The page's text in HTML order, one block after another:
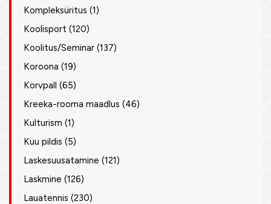
Kompleksüritus (1)
Koolisport (120)
Koolitus/Seminar (137)
Koroona (19)
Korvpall (65)
Kreeka-rooma maadlus (46)
Kulturism (1)
Kuu pildis (5)
Laskesuusatamine (121)
Laskmine (126)
Lauatennis (230)